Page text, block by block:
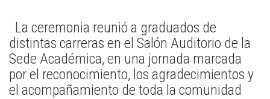
La ceremonia reunió a graduados de
distintas carreras en el Salón Auditorio de la
Sede Académica, en una jornada marcada
por el reconocimiento, los agradecimientos y
el acompañamiento de toda la comunidad